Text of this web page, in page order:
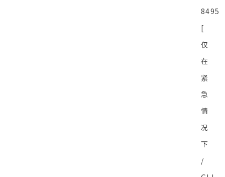
8495
[
仅
在
紧
急
情
况
下
/